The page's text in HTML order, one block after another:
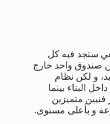
ستجد فيه كل
صندوق واحد خارج
و لكن نظام
البناء بينما
فنيين متميزين
و بأعلى مستوى.